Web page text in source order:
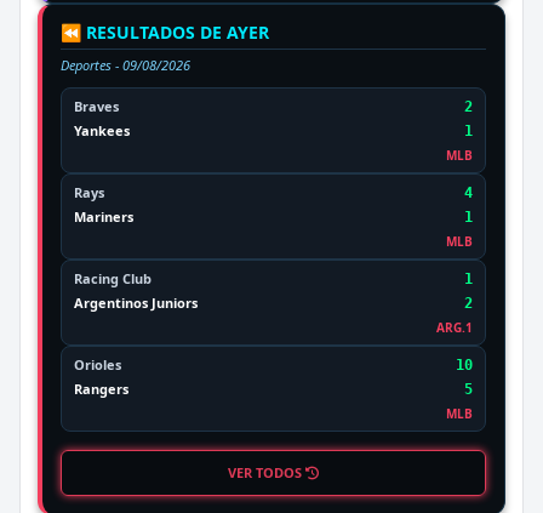
⏪ RESULTADOS DE AYER
Deportes - 09/08/2026
Braves 2
Yankees
1
MLB
Rays 4
Mariners
1
MLB
Racing Club 1
Argentinos Juniors
2
ARG.1
Orioles 10
Rangers
5
MLB
VER TODOS